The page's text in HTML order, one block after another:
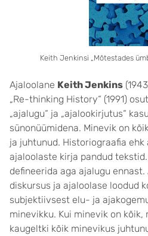
Keith Jenkinsi „Mõtestades
Ajaloolane Keith Jenkins
„Re-thinking History“ (1991)
„ajalugu“ ja „ajalookirjutus“
sünonüümidena. Minevik on
ja juhtunud. Historiograafia
ajaloolaste kirja pandud
defineerida aga ajalugu
diskursus ja ajaloolase loodud
subjektiivsest elu- ja
minevikku. Kui minevik on kõik,
kaugeltki kõik minevikus